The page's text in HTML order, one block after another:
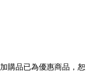
加購品已為優惠商品，恕